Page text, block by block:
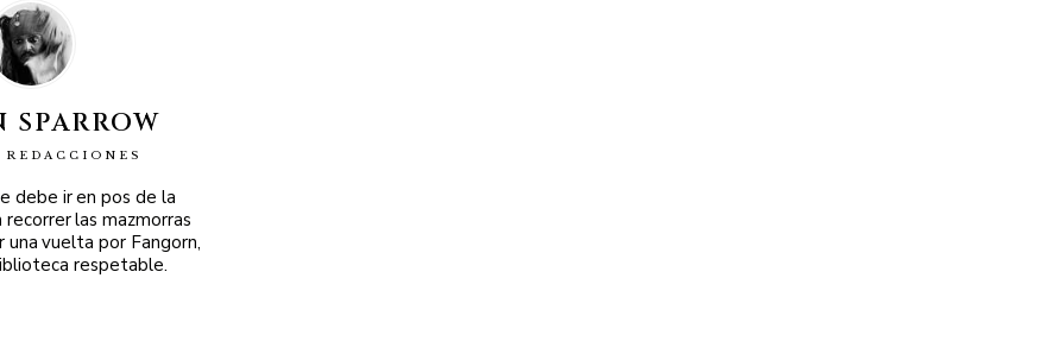
SPARROW
debe ir en pos de la
recorrer las mazmorras
una vuelta por Fangorn,
respetable.